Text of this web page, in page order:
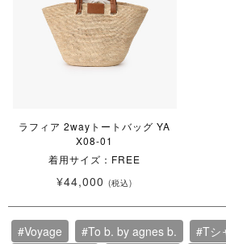
ラフィア 2wayトートバッグ YA
X08-01
着用サイズ：FREE
¥44,000 (税込)
#Voyage #To b. by agnes b.
#Tシ